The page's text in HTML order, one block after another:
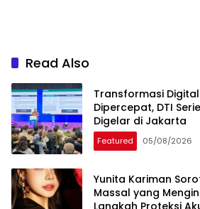
Read Also
Transformasi
Dipercepat, DTI
Digelar di Jakarta
Featured 05/08/2026
Yunita Kariman
Massal yang
Langkah Proteksi